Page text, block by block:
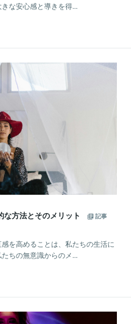
な安心感と導きを得...
方法とそのメリット
記事
を高めることは、私たちの生活に
ちの無意識からのメ...